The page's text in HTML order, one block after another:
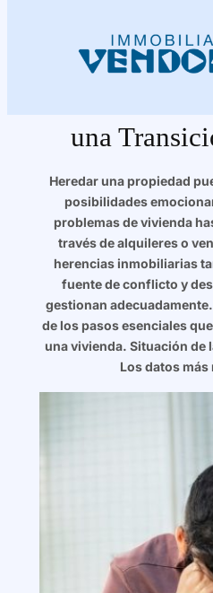
al
Herencias
una
Heredar una propiedad
posibilidades
problemas de vivienda
través de alquileres o
herencias inmobiliarias
fuente de conflicto y
gestionan
de los pasos esenciales
una vivienda. Situación de
Los datos